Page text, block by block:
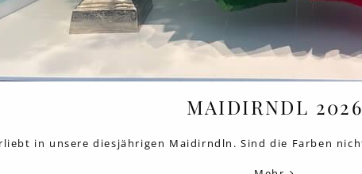
MAIDIRNDL 2026
in unsere diesjährigen Maidirndln. Sind die Farben